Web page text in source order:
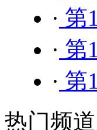
· 第
· 第
· 第
热门频道